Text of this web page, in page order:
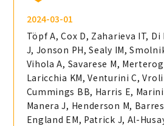
2024-03-01
Töpf A, Cox D, Zaharieva IT,
J, Jonson PH, Sealy IM,
Vihola A, Savarese M,
Laricchia KM, Venturini C,
Cummings BB, Harris E,
Manera J, Henderson M,
England EM, Patrick J, Al-